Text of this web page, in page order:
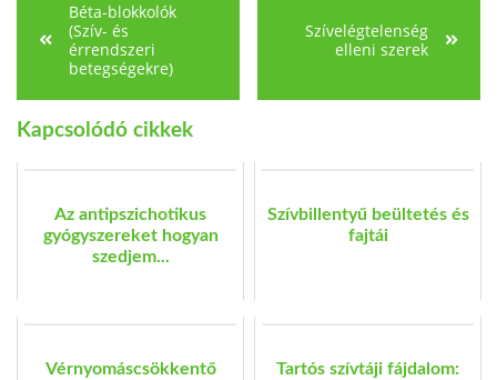
Béta-blokkolók
(Szív- és
érrendszeri
betegségekre)
Szívelégtelenség
elleni szerek
Kapcsolódó cikkek
Az antipszichotikus
gyógyszereket hogyan
szedjem...
Szívbillentyű beültetés és
fajtái
Vérnyomáscsökkentő
Tartós szívtáji fájdalom: